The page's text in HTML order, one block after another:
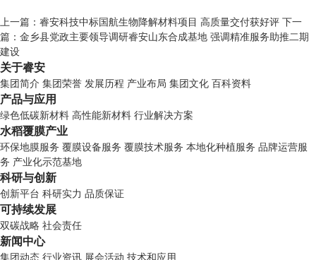
上一篇： 睿安科技中标国航生物降解材料项目 高质量交付获好评 下一
篇： 金乡县党政主要领导调研睿安山东合成基地 强调精准服务助推二期
建设
关于睿安
集团简介 集团荣誉 发展历程 产业布局 集团文化 百科资料
产品与应用
绿色低碳新材料 高性能新材料 行业解决方案
水稻覆膜产业
环保地膜服务 覆膜设备服务 覆膜技术服务 本地化种植服务 品牌运营服
务 产业化示范基地
科研与创新
创新平台 科研实力 品质保证
可持续发展
双碳战略 社会责任
新闻中心
集团动态 行业资讯 展会活动 技术和应用